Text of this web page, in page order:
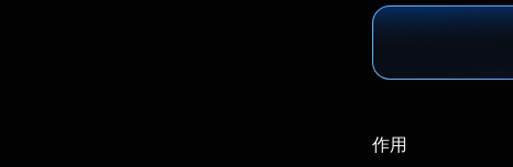
作用